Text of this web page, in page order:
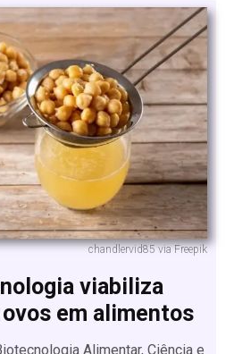
chandlervid85 via Freepik
viabiliza
em alimentos
Alimentar, Ciência e